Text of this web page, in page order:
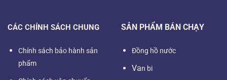
CÁC CHÍNH SÁCH CHUNG
Chính sách bảo hành sản
phẩm
SẢN PHẨM BÁN CHẠY
Đồng hồ nước
Van bi